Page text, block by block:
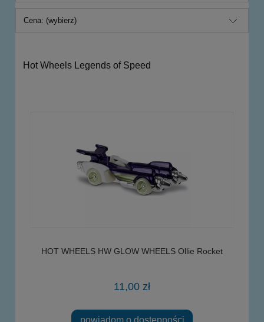
Cena: (wybierz)
Hot Wheels Legends of Speed
HOT WHEELS HW GLOW WHEELS Ollie Rocket
11,00 zł
powiadom o dostępności